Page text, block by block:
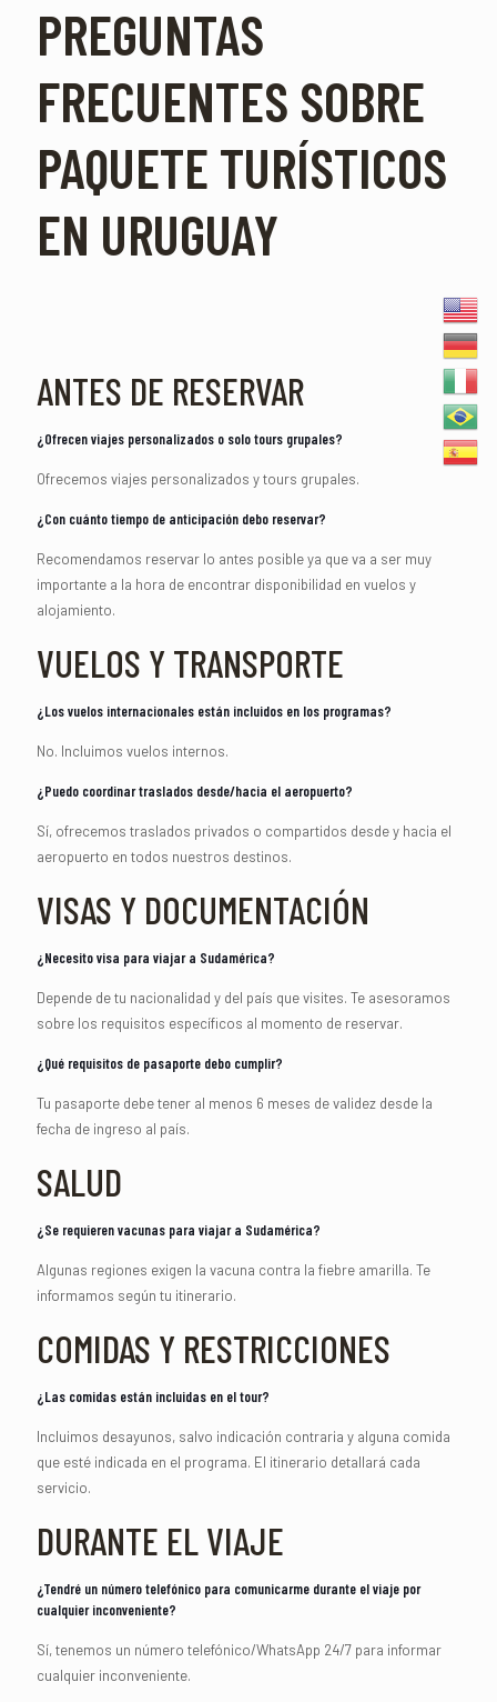
PREGUNTAS
FRECUENTES SOBRE
PAQUETE TURÍSTICOS
EN URUGUAY
ANTES DE RESERVAR
¿Ofrecen viajes personalizados o solo tours grupales?
Ofrecemos viajes personalizados y tours grupales.
¿Con cuánto tiempo de anticipación debo reservar?
Recomendamos reservar lo antes posible ya que va a ser muy
importante a la hora de encontrar disponibilidad en vuelos y
alojamiento.
VUELOS Y TRANSPORTE
¿Los vuelos internacionales están incluidos en los programas?
No. Incluimos vuelos internos.
¿Puedo coordinar traslados desde/hacia el aeropuerto?
Sí, ofrecemos traslados privados o compartidos desde y hacia el
aeropuerto en todos nuestros destinos.
VISAS Y DOCUMENTACIÓN
¿Necesito visa para viajar a Sudamérica?
Depende de tu nacionalidad y del país que visites. Te asesoramos
sobre los requisitos específicos al momento de reservar.
¿Qué requisitos de pasaporte debo cumplir?
Tu pasaporte debe tener al menos 6 meses de validez desde la
fecha de ingreso al país.
SALUD
¿Se requieren vacunas para viajar a Sudamérica?
Algunas regiones exigen la vacuna contra la fiebre amarilla. Te
informamos según tu itinerario.
COMIDAS Y RESTRICCIONES
¿Las comidas están incluidas en el tour?
Incluimos desayunos, salvo indicación contraria y alguna comida
que esté indicada en el programa. El itinerario detallará cada
servicio.
DURANTE EL VIAJE
¿Tendré un número telefónico para comunicarme durante el viaje por
cualquier inconveniente?
Sí, tenemos un número telefónico/WhatsApp 24/7 para informar
cualquier inconveniente.